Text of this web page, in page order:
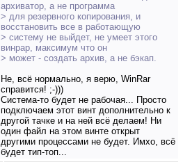
архиватор, а не программа
> для резервного копирования, и
восстановить все в работающую
> систему не выйдет, не умеет этого
винрар, максимум что он
> может - создать архив, а не бэкап.
Не, всё нормально, я верю, WinRar
справится! ;-)))
Система-то будет не рабочая... Просто
подключаем этот винт дополнительно к
другой тачке и на ней всё делаем! Ни
один файл на этом винте открыт
другими процессами не будет. Имхо, всё
будет тип-топ...